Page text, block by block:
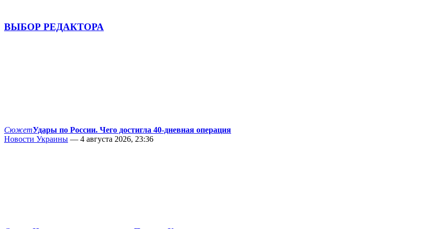
ВЫБОР РЕДАКТОРА
СюжетУдары по России. Чего достигла 40-дневная операция
Новости Украины — 4 августа 2026, 23:36